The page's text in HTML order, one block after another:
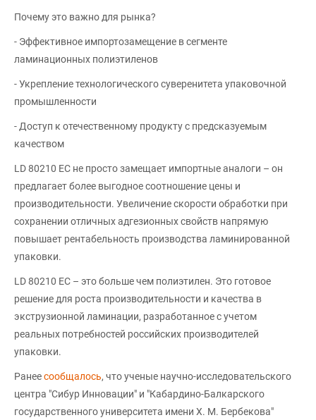
Почему это важно для рынка?
- Эффективное импортозамещение в сегменте
ламинационных полиэтиленов
- Укрепление технологического суверенитета упаковочной
промышленности
- Доступ к отечественному продукту с предсказуемым
качеством
LD 80210 EC не просто замещает импортные аналоги – он
предлагает более выгодное соотношение цены и
производительности. Увеличение скорости обработки при
сохранении отличных адгезионных свойств напрямую
повышает рентабельность производства ламинированной
упаковки.
LD 80210 EC – это больше чем полиэтилен. Это готовое
решение для роста производительности и качества в
экструзионной ламинации, разработанное с учетом
реальных потребностей российских производителей
упаковки.
Ранеесообщалось, что ученые научно-исследовательского
центра "Сибур Инновации" и "Кабардино-Балкарского
государственного университета имени Х. М. Бербекова"